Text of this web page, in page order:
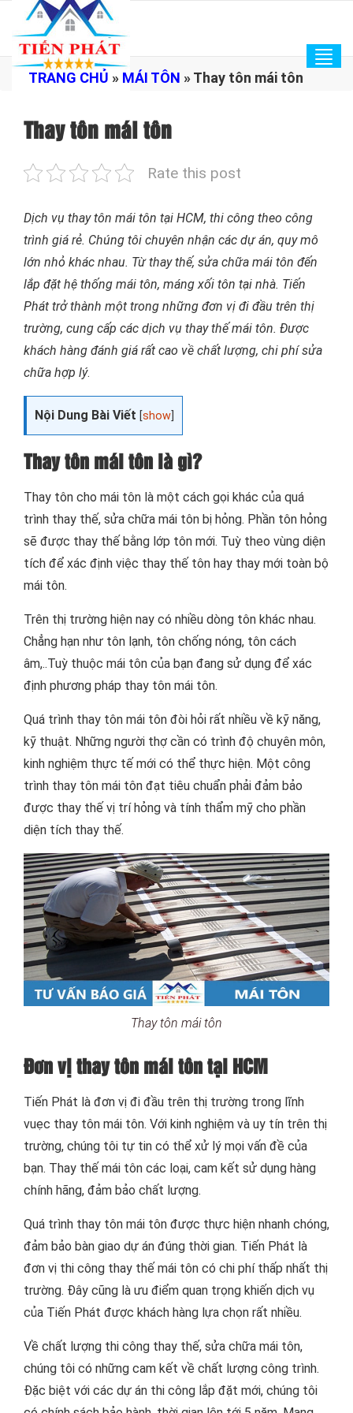
TRANG CHỦ » MÁI TÔN »Thay tôn mái tôn
Thay tôn mái tôn
Rate this post
Dịch vụ thay tôn mái tôn tại HCM, thi công theo công
trình giá rẻ. Chúng tôi chuyên nhận các dự án, quy mô
lớn nhỏ khác nhau. Từ thay thế, sửa chữa mái tôn đến
lắp đặt hệ thống mái tôn, máng xối tôn tại nhà. Tiến
Phát trở thành một trong những đơn vị đi đầu trên thị
trường, cung cấp các dịch vụ thay thế mái tôn. Được
khách hàng đánh giá rất cao về chất lượng, chi phí sửa
chữa hợp lý.
Nội Dung Bài Viết [show
Thay tôn mái tôn là gì?
Thay tôn cho mái tôn là một cách gọi khác của quá
trình thay thế, sửa chữa mái tôn bị hỏng. Phần tôn hỏng
sẽ được thay thế bằng lớp tôn mới. Tuỳ theo vùng diện
tích để xác định việc thay thế tôn hay thay mới toàn bộ
mái tôn.
Trên thị trường hiện nay có nhiều dòng tôn khác nhau.
Chẳng hạn như tôn lạnh, tôn chống nóng, tôn cách
âm,..Tuỳ thuộc mái tôn của bạn đang sử dụng để xác
định phương pháp thay tôn mái tôn.
Quá trình thay tôn mái tôn đòi hỏi rất nhiều về kỹ năng,
kỹ thuật. Những người thợ cần có trình độ chuyên môn,
kinh nghiệm thực tế mới có thể thực hiện. Một công
trình thay tôn mái tôn đạt tiêu chuẩn phải đảm bảo
được thay thế vị trí hỏng và tính thẩm mỹ cho phần
diện tích thay thế.
Thay tôn mái tôn
Đơn vị thay tôn mái tôn tại HCM
Tiến Phát là đơn vị đi đầu trên thị trường trong lĩnh
vuẹc thay tôn mái tôn. Với kinh nghiệm và uy tín trên thị
trường, chúng tôi tự tin có thể xử lý mọi vấn đề của
bạn. Thay thế mái tôn các loại, cam kết sử dụng hàng
chính hãng, đảm bảo chất lượng.
Quá trình thay tôn mái tôn được thực hiện nhanh chóng,
đảm bảo bàn giao dự án đúng thời gian. Tiến Phát là
đơn vị thi công thay thế mái tôn có chi phí thấp nhất thị
trường. Đây cũng là ưu điểm quan trọng khiến dịch vụ
của Tiến Phát được khách hàng lựa chọn rất nhiều.
Về chất lượng thi công thay thế, sửa chữa mái tôn,
chúng tôi có những cam kết về chất lượng công trình.
Đặc biệt với các dự án thi công lắp đặt mới, chúng tôi